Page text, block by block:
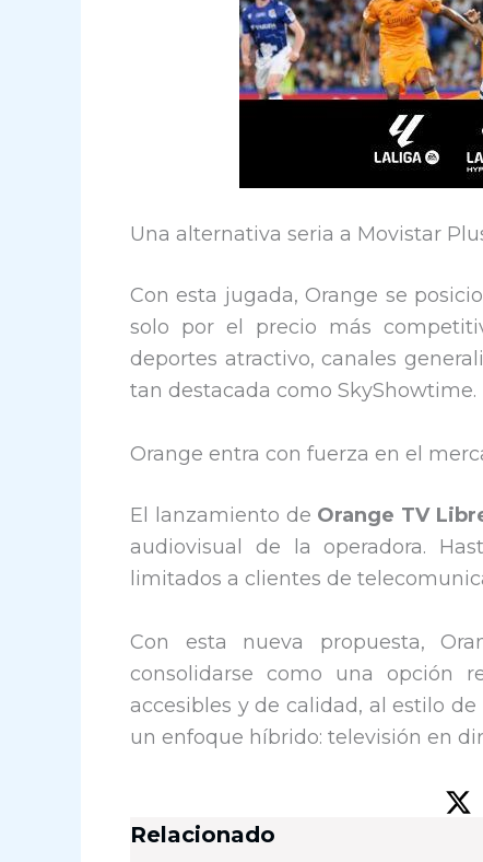
Una alternativa seria a Movistar
Con esta jugada, Orange se
solo por el precio más
deportes atractivo, canales
tan destacada como SkyShowtime.
Orange entra con fuerza en el
El lanzamiento de Orange TV
audiovisual de la operadora.
limitados a clientes de
Con esta nueva propuesta,
consolidarse como una opción
accesibles y de calidad, al estilo
un enfoque híbrido: televisión en
Relacionado